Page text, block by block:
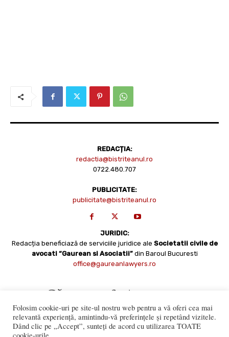
REDACȚIA:
redactia@bistriteanul.ro
0722.480.707
PUBLICITATE:
publicitate@bistriteanul.ro
JURIDIC:
Redacția beneficiază de serviciile juridice ale Societatii civile de
avocati “Gaurean si Asociatii” din Baroul Bucuresti
office@gaureanlawyers.ro
Folosim cookie-uri pe site-ul nostru web pentru a vă oferi cea mai
relevantă experiență, amintindu-vă preferințele și repetând vizitele.
Dând clic pe „Accept”, sunteți de acord cu utilizarea TOATE